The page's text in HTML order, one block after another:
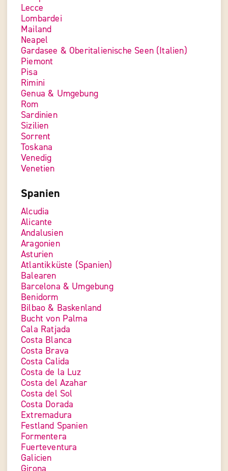
Lecce
Lombardei
Mailand
Neapel
Gardasee & Oberitalienische Seen (Italien)
Piemont
Pisa
Rimini
Genua & Umgebung
Rom
Sardinien
Sizilien
Sorrent
Toskana
Venedig
Venetien
Spanien
Alcudia
Alicante
Andalusien
Aragonien
Asturien
Atlantikküste (Spanien)
Balearen
Barcelona & Umgebung
Benidorm
Bilbao & Baskenland
Bucht von Palma
Cala Ratjada
Costa Blanca
Costa Brava
Costa Calida
Costa de la Luz
Costa del Azahar
Costa del Sol
Costa Dorada
Extremadura
Festland Spanien
Formentera
Fuerteventura
Galicien